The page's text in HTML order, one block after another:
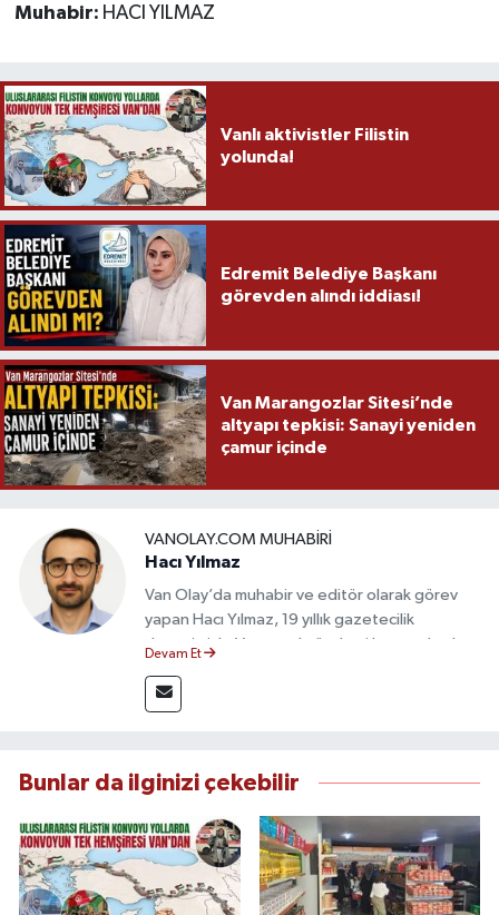
Muhabir: HACI YILMAZ
Vanlı aktivistler Filistin
yolunda!
Edremit Belediye Başkanı
görevden alındı iddiası!
Van Marangozlar Sitesi’nde
altyapı tepkisi: Sanayi yeniden
çamur içinde
VANOLAY.COM MUHABIRI
Hacı Yılmaz
Van Olay’da muhabir ve editör olarak görev
yapan Hacı Yılmaz, 19 yıllık gazetecilik
deneyimiyle Van yerel gündemi başta olmak
takip etmektedir. Editoryal sürece katkı sunan
Yılmaz, tarafsızlık, doğruluk ve etik ilkeler
bilgilendirmektedir.
Devam Et
Bunlar da ilginizi çekebilir